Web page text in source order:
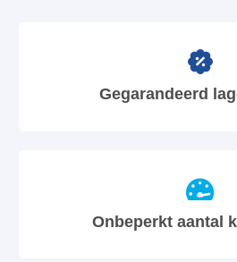
Gegarandeerd
Onbeperkt aantal